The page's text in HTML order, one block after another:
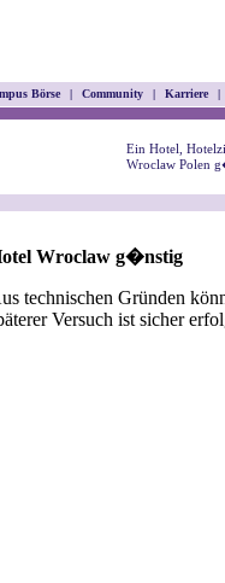
Börse | Community | Karriere |
Ein Hotel,
Wroclaw Polen
Wroclaw g�nstig
technischen Gründen
Versuch ist sicher